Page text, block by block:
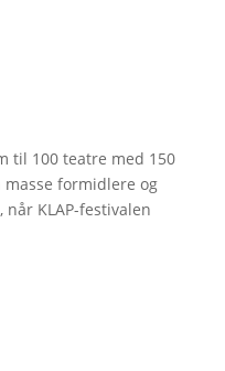
til 100 teatre med 150
formidlere og
KLAP-festivalen